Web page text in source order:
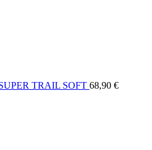
TRAIL SOFT 68,90 €